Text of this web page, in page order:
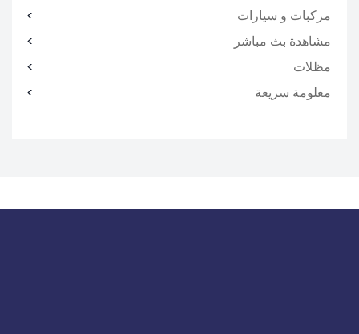
مركبات و سيارات
مشاهدة بث مباشر
مظلات
معلومة سريعة